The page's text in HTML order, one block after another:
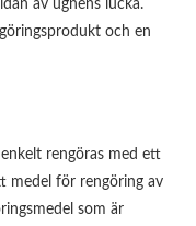
av ugnens lucka.
och en
rengöras med ett
medel för rengöring av
som är